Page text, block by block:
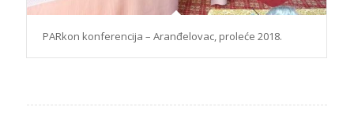
PARkon konferencija – Aranđelovac, proleće 2018.